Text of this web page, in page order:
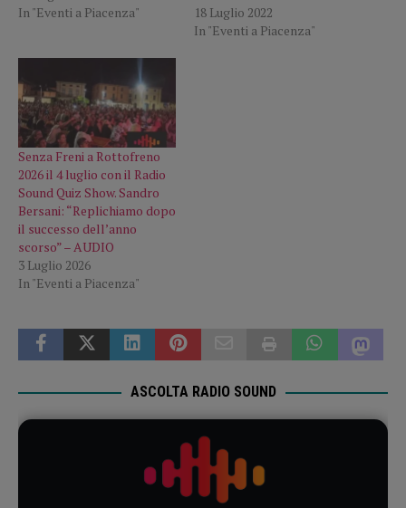
In "Eventi a Piacenza"
18 Luglio 2022
In "Eventi a Piacenza"
Senza Freni a Rottofreno
2026 il 4 luglio con il Radio
Sound Quiz Show. Sandro
Bersani: “Replichiamo dopo
il successo dell’anno
scorso” – AUDIO
3 Luglio 2026
In "Eventi a Piacenza"
ASCOLTA RADIO SOUND